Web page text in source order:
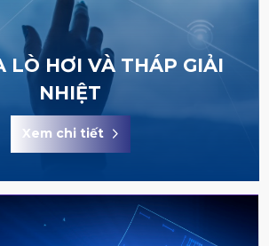
LÒ HƠI VÀ THÁP GIẢI
NHIỆT
Xem chi tiết